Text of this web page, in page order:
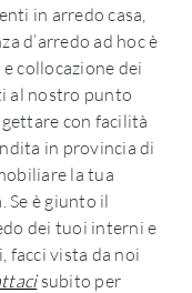
in arredo casa,
d’arredo ad hoc è
collocazione dei
al nostro punto
con facilità
in provincia di
la tua
Se è giunto il
dei tuoi interni e
facci vista da noi
subito per